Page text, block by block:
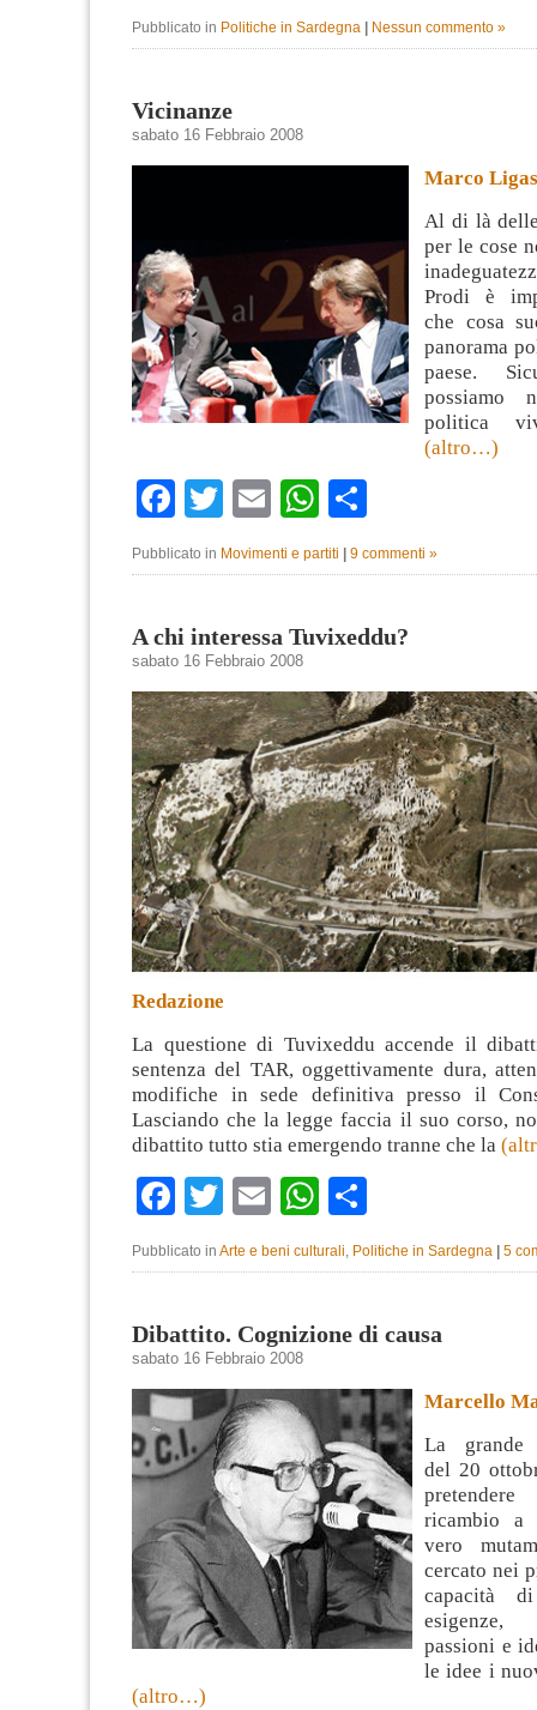
Pubblicato in Politiche in Sardegna Nessun commento »
Vicinanze
sabato 16 Febbraio 2008
Marco Ligas
Al di là
per le cose
Prodi è
che cosa
panorama
paese.
possiamo
politica
(altro…)
Facebook
TwitterEmailWhatsApp
Pubblicato in Movimenti e partiti 9 commenti »
A chi interessa Tuvixeddu?
sabato 16 Febbraio 2008
Redazione
La questione di Tuvixeddu accende il
sentenza del TAR, oggettivamente dura,
modifiche in sede definitiva presso il
Lasciando che la legge faccia il suo corso,
dibattito tutto stia emergendo tranne che la
Facebook
TwitterEmailWhatsApp
Pubblicato in Arte e beni culturali, Politiche in Sardegna 5
Dibattito. Cognizione di causa
sabato 16 Febbraio 2008
Marcello
La grande
del 20
ricambio a
vero
cercato nei
capacità di
passioni e
le idee i
(altro…)